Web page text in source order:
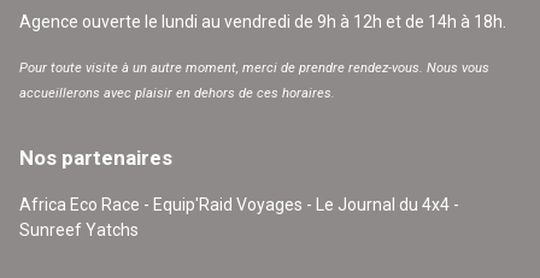
Agence ouverte le lundi au vendredi de 9h à 12h et de 14h à 18h.
Pour toute visite à un autre moment, merci de prendre rendez-vous. Nous vous
accueillerons avec plaisir en dehors de ces horaires.
Nos partenaires
Africa Eco Race - Equip'Raid Voyages - Le Journal du 4x4 -
Sunreef Yatchs